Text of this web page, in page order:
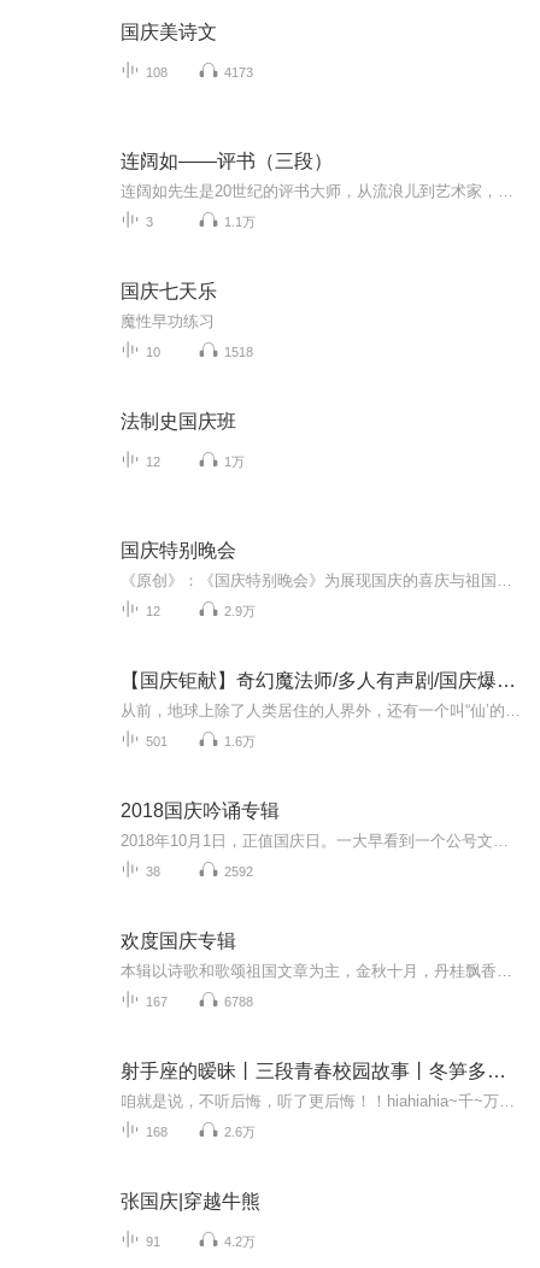
国庆美诗文
108 4173
连阔如——评书（三段）
3 1.1万
国庆七天乐
魔性早功练习
10 1518
法制史国庆班
12 1万
国庆特别晚会
12 2.9万
【国庆钜献】奇幻魔法师/多人有声剧/国庆爆更七天乐
501 1.6万
2018国庆吟诵专辑
38 2592
欢度国庆专辑
167 6788
射手座的暧昧丨三段青春校园故事丨冬笋多人有声剧
168 2.6万
张国庆|穿越牛熊
91 4.2万